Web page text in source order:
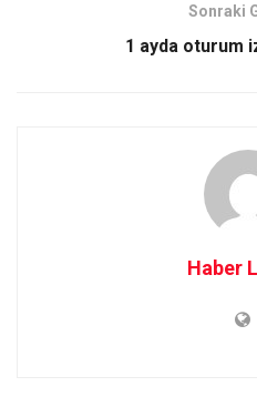
Sonraki
1 ayda oturum
Haber